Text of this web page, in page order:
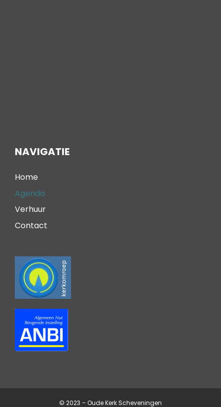
NAVIGATIE
Home
Agenda
Verhuur
Contact
© 2023 – Oude Kerk Scheveningen